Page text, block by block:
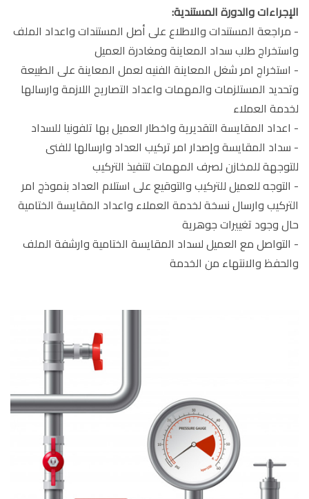
الإجراءات والدورة المستندية:
- مراجعة المستندات والاطلاع على أصل المستندات واعداد الملف
واستخراج طلب سداد المعاينة ومغادرة العميل
- استخراج امر شغل المعاينة الفنيه لعمل المعاينة على الطبيعة
وتحديد المستلزمات والمهمات واعداد التصاريح اللازمة وارسالها
لخدمة العملاء
- اعداد المقايسة التقديرية واخطار العميل بها تلفونيا للسداد
- سداد المقايسة وإصدار امر تركيب العداد وارسالها للفنى
للتوجهة للمخازن لصرف المهمات لتنفيذ التركيب
- التوجه للعميل للتركيب والتوقيع على استلام العداد بنموذج امر
التركيب وارسال نسخة لخدمة العملاء واعداد المقايسة الختامية
حال وجود تغييرات جوهرية
- التواصل مع العميل لسداد المقايسة الختامية وارشفة الملف
والحفظ والانتهاء من الخدمة